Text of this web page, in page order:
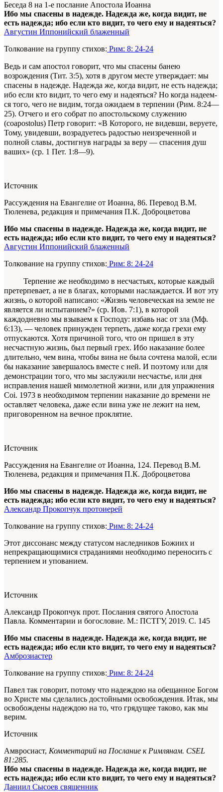
Беседа 8 на 1-е послание Апостола Иоанна
Ибо мы спасены в надежде. Надежда же, когда видит, не
есть надежда; ибо если кто видит, то чего ему и надеяться?
Августин Иппонийский блаженный
Толкование на группу стихов: Рим: 8: 24-24
Ведь и сам апостол говорит, что мы спасены ба­нею
возрождения (Тит. 3:5), хотя в другом месте утверждает: мы
спасены в надежде. Надежда же, когда видит, не есть надежда;
ибо если кто ви­дит, то чего ему и надеяться? Но когда надеем­
ся того, чего не видим, тогда ожидаем в терпении (Рим. 8:24—
25). Отчего и его собрат по апостоль­скому служению
(coapostolus) Петр говорит: «В Ко­торого, не видевши, веруете,
Тому, увидевши, воз­радуетесь радостью неизреченной и
полной славы, достигнув награды за веру — спасения душ
ваших» (ср. 1 Пет. 1:8—9).
Источник
Рассуждения на Евангелие от Иоанна, 86. Перевод В.М.
Тюленева, редакция и примечания П.К. Доброцветова
Ибо мы спасены в надежде. Надежда же, когда видит, не
есть надежда; ибо если кто видит, то чего ему и надеяться?
Августин Иппонийский блаженный
Толкование на группу стихов: Рим: 8: 24-24
Терпение же необ­ходимо в несчастьях, которые каждый
претерпева­ет, а не в благах, которыми наслаждается. И вот эту
жизнь, о которой написано: «Жизнь человеческая на земле не
является ли испытанием?» (ср. Иов. 7:1), в которой
каждодневно мы взываем к Господу: из­бавь нас от зла (Мф.
6:13), — человек принужден терпеть, даже когда грехи ему
отпускаются. Хотя причиной того, что он пришел в эту
несчастную жизнь, был первый грех. Ибо наказание более
дли­тельно, чем вина, чтобы вина не была сочтена ма­лой, если
бы наказание завершалось вместе с ней. И поэтому или для
демонстрации того, что мы за­служили несчастье, или дня
исправления нашей ми­молетной жизни, или для упражнения
Coi. 1973 в необходимом терпении наказание до времени не
оставляет человека, даже если вина уже не лежит на нем,
приговоренном на вечное проклятие.
Источник
Рассуждения на Евангелие от Иоанна, 124. Перевод В.М.
Тюленева, редакция и примечания П.К. Доброцветова
Ибо мы спасены в надежде. Надежда же, когда видит, не
есть надежда; ибо если кто видит, то чего ему и надеяться?
Александр Прокопчук протоиерей
Толкование на группу стихов: Рим: 8: 24-24
Этот диссонанс между статусом наследников Божиих и
непрекращающимися страданиями необходимо переносить с
терпением и упованием.
Источник
Александр Прокопчук прот. Послания святого Апостола
Павла. Комментарии и богословие. М.: ПСТГУ, 2019. С. 145
Ибо мы спасены в надежде. Надежда же, когда видит, не
есть надежда; ибо если кто видит, то чего ему и надеяться?
Амброзиастер
Толкование на группу стихов: Рим: 8: 24-24
Павел так говорит, потому что надеждою на обещанное Богом
во Христе мы сделались достойными освобождения. Итак, мы
освобождены надеждою на то, что грядущее таково, как мы
верим.
Источник
Амвросиаст, Комментарий на Послание к Римлянам. CSEL
81:285.
Ибо мы спасены в надежде. Надежда же, когда видит, не
есть надежда; ибо если кто видит, то чего ему и надеяться?
Даниил Сысоев священник